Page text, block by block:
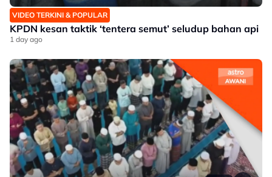
VIDEO TERKINI & POPULAR
KPDN kesan taktik ‘tentera semut’ seludup bahan api
1 day ago